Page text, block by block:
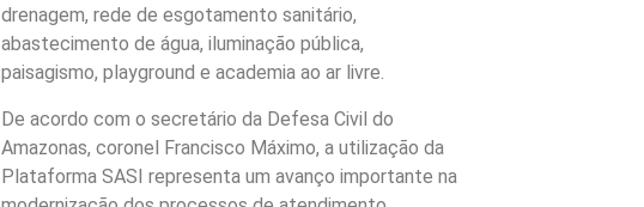
drenagem, rede de esgotamento sanitário,
abastecimento de água, iluminação pública,
paisagismo, playground e academia ao ar livre.
De acordo com o secretário da Defesa Civil do
Amazonas, coronel Francisco Máximo, a utilização da
Plataforma SASI representa um avanço importante na